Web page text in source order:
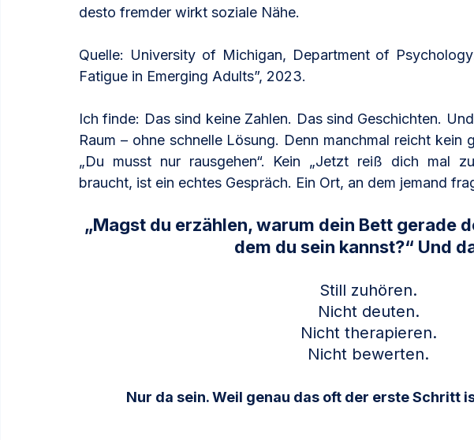
desto fremder wirkt soziale Nähe.
Quelle: University of Michigan, Department of
Fatigue in Emerging Adults”, 2023.
Ich finde: Das sind keine Zahlen. Das sind Geschichten.
Raum – ohne schnelle Lösung. Denn manchmal reicht kein
„Du musst nur rausgehen“. Kein „Jetzt reiß dich mal
braucht, ist ein echtes Gespräch. Ein Ort, an dem jemand
„Magst du erzählen, warum dein Bett gerade
dem du sein kannst?“ Und
Still zuhören.
Nicht deuten.
Nicht therapieren.
Nicht bewerten.
Nur da sein. Weil genau das oft der erste Schritt